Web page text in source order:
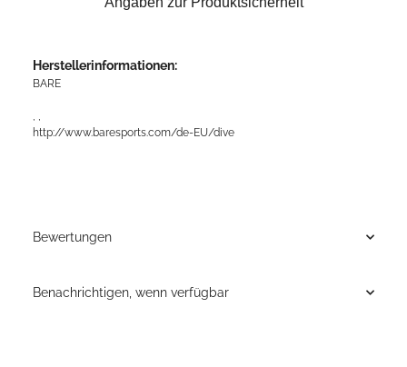
Herstellerinformationen:
BARE
http://www.baresports.com/de-EU/dive
Bewertungen
Benachrichtigen, wenn verfügbar